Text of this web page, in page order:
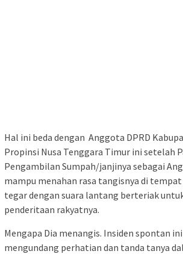
Hal ini beda dengan Anggota DPRD
Propinsi Nusa Tenggara Timur ini setelah
Pengambilan Sumpah/janjinya sebagai
mampu menahan rasa tangisnya di
tegar dengan suara lantang berteriak
penderitaan rakyatnya.
Mengapa Dia menangis. Insiden spontan
mengundang perhatian dan tanda tanya